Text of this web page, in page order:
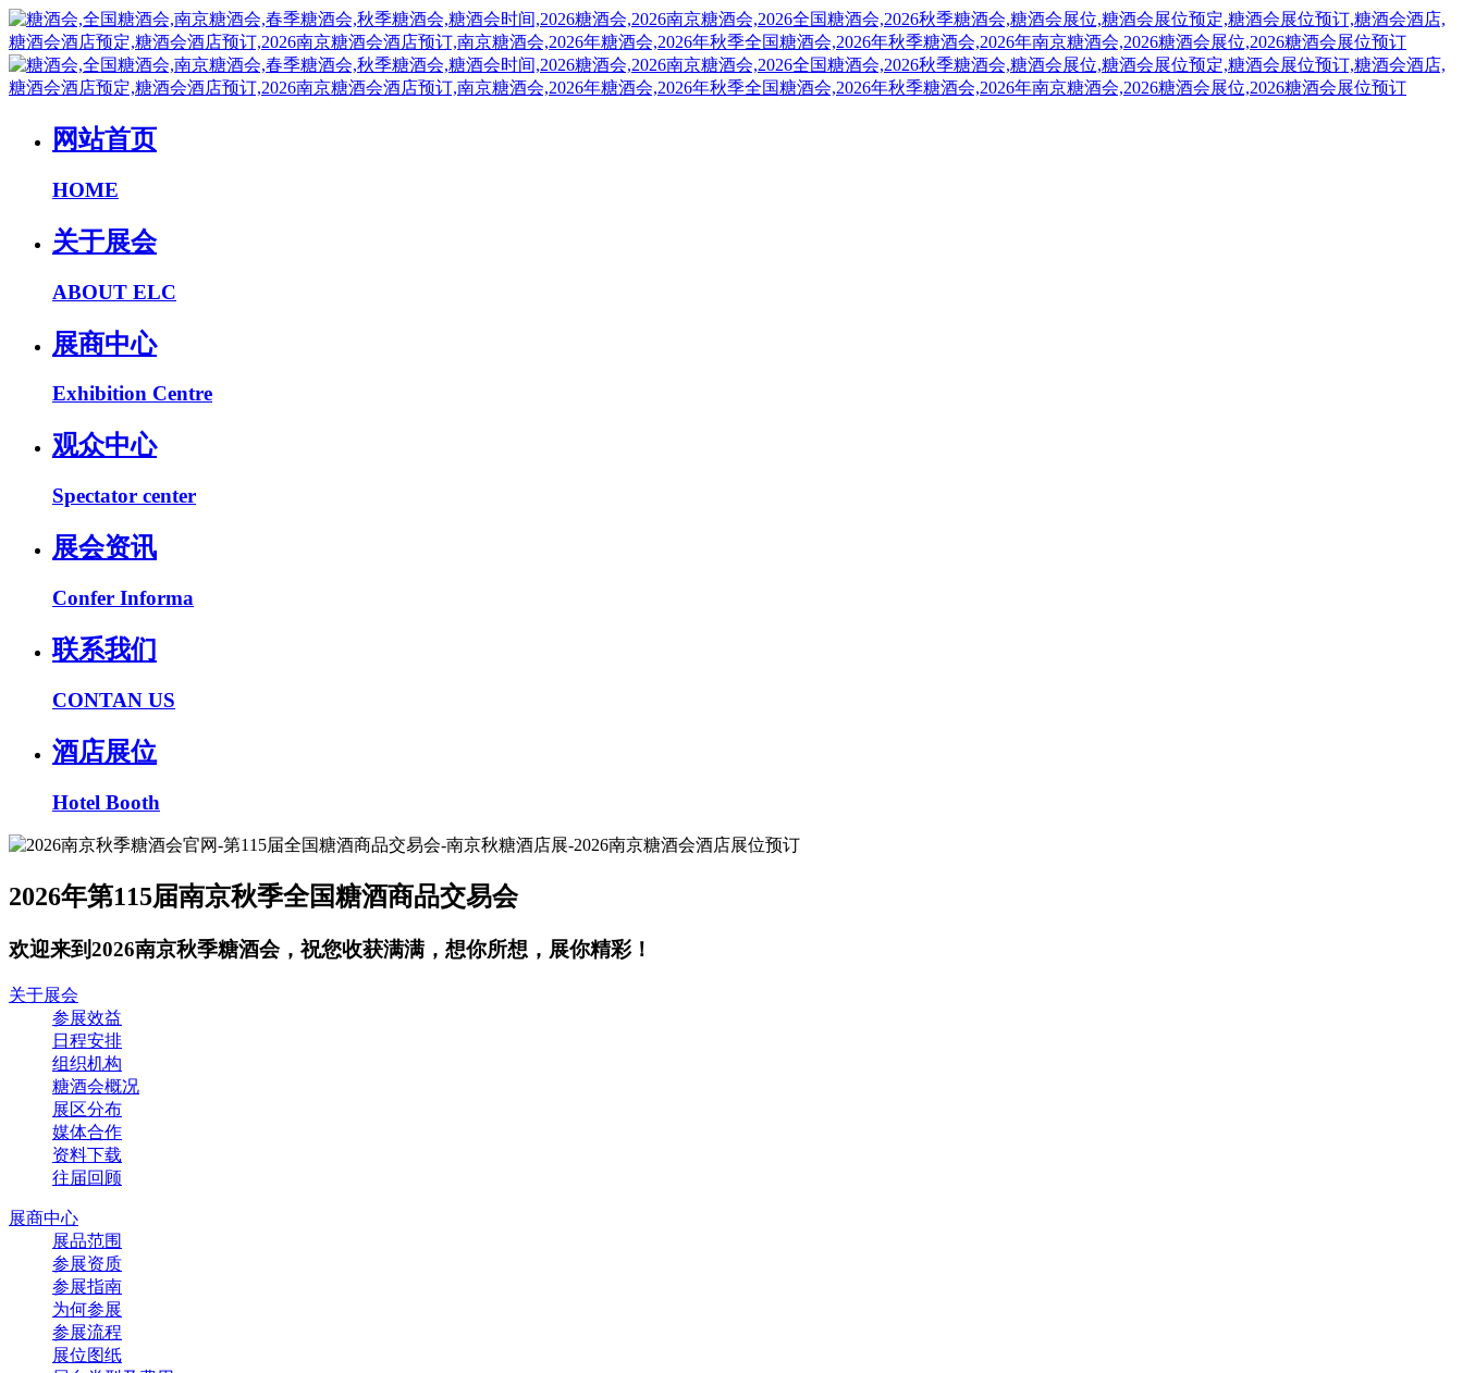
网站首页
HOME
关于展会
ABOUT ELC
展商中心
Exhibition Centre
观众中心
Spectator center
展会资讯
Confer Informa
联系我们
CONTAN US
酒店展位
Hotel Booth
2026年第115届南京秋季全国糖酒商品交易会
欢迎来到2026南京秋季糖酒会，祝您收获满满，想你所想，展你精彩！
关于展会
参展效益
日程安排
组织机构
糖酒会概况
展区分布
媒体合作
资料下载
往届回顾
展商中心
展品范围
参展资质
参展指南
为何参展
参展流程
展位图纸